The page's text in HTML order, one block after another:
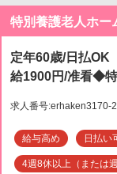
特別養護老人ホー
定年60歳/日払OK
給1900円/准看◆
求人番号:erhaken3170-2
給与高め 日払い
4週8休以上（または